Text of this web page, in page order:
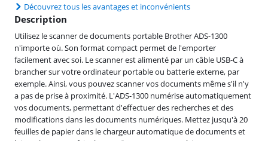
Découvrez tous les avantages et inconvénients
Description
Utilisez le scanner de documents portable Brother ADS-1300
n'importe où. Son format compact permet de l'emporter
facilement avec soi. Le scanner est alimenté par un câble USB-C à
brancher sur votre ordinateur portable ou batterie externe, par
exemple. Ainsi, vous pouvez scanner vos documents même s'il n'y
a pas de prise à proximité. L'ADS-1300 numérise automatiquement
vos documents, permettant d'effectuer des recherches et des
modifications dans les documents numériques. Mettez jusqu'à 20
feuilles de papier dans le chargeur automatique de documents et